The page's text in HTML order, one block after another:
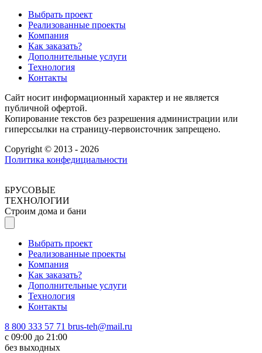
Выбрать проект
Реализованные проекты
Компания
Как заказать?
Дополнительные услуги
Технология
Контакты
Сайт носит информационный характер и не является
публичной офертой.
Копирование текстов без разрешения администрации или
гиперссылки на страницу-первоисточник запрещено.
Copyright © 2013 - 2026
Политика конфедициальности
БРУСОВЫЕ
ТЕХНОЛОГИИ
Строим дома и бани
Выбрать проект
Реализованные проекты
Компания
Как заказать?
Дополнительные услуги
Технология
Контакты
8 800 333 57 71 brus-teh@mail.ru
с 09:00 до 21:00
без выходных